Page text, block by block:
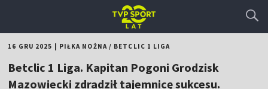
16 GRU 2025 PIŁKA NOŻNA/ BETCLIC 1 LIGA
Betclic 1 Liga. Kapitan Pogoni Grodzisk
Mazowiecki zdradził tajemnicę sukcesu.